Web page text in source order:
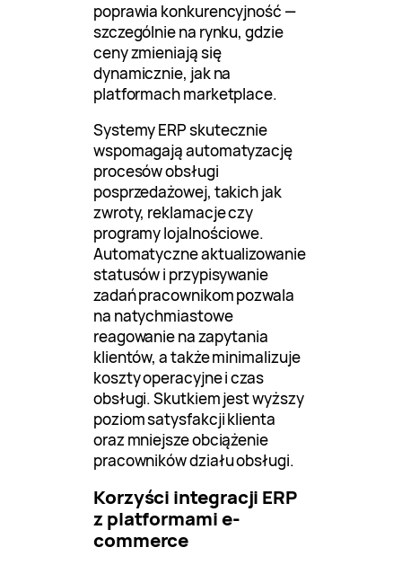
poprawia konkurencyjność —
szczególnie na rynku, gdzie
ceny zmieniają się
dynamicznie, jak na
platformach marketplace.
Systemy ERP skutecznie
wspomagają automatyzację
procesów obsługi
posprzedażowej, takich jak
zwroty, reklamacje czy
programy lojalnościowe.
Automatyczne aktualizowanie
statusów i przypisywanie
zadań pracownikom pozwala
na natychmiastowe
reagowanie na zapytania
klientów, a także minimalizuje
koszty operacyjne i czas
obsługi. Skutkiem jest wyższy
poziom satysfakcji klienta
oraz mniejsze obciążenie
pracowników działu obsługi.
Korzyści integracji ERP
z platformami e-
commerce